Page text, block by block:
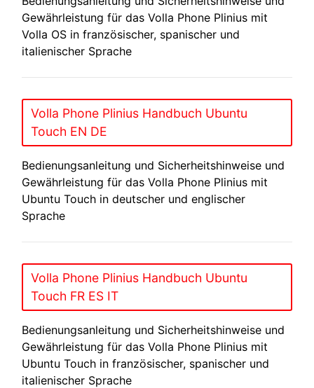
Gewährleistung für das Volla Phone Plinius mit
Volla OS in französischer, spanischer und
italienischer Sprache
Volla Phone Plinius Handbuch Ubuntu
Touch EN DE
Bedienungsanleitung und Sicherheitshinweise und
Gewährleistung für das Volla Phone Plinius mit
Ubuntu Touch in deutscher und englischer
Sprache
Volla Phone Plinius Handbuch Ubuntu
Touch FR ES IT
Bedienungsanleitung und Sicherheitshinweise und
Gewährleistung für das Volla Phone Plinius mit
Ubuntu Touch in französischer, spanischer und
italienischer Sprache